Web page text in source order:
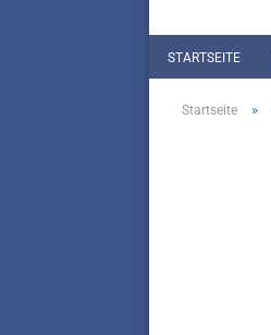
STARTSEITE
Startseite »